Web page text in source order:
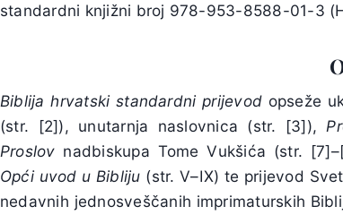
standardni knjižni broj 978-953-8588-01-3
Biblija hrvatski standardni prijevod opseže
(str. [2]), unutarnja naslovnica (str. [3]),
Proslov nadbiskupa Tome Vukšića (str.
Opći uvod u Bibliju (str. V–IX) te prijevod
nedavnih jednosveščanih imprimaturskih